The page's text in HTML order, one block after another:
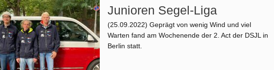
Junioren Segel-Liga
(25.09.2022) Geprägt von wenig Wind und viel
Warten fand am Wochenende der 2. Act der DSJL in
Berlin statt.